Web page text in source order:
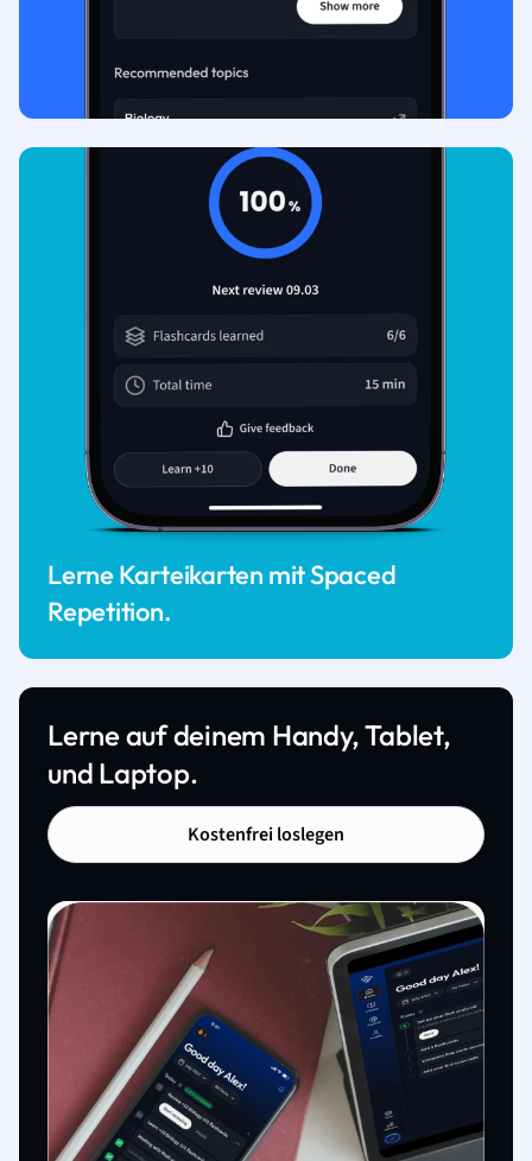
Lerne Karteikarten mit Spaced
Repetition.
Lerne auf deinem Handy, Tablet,
und Laptop.
Kostenfrei loslegen